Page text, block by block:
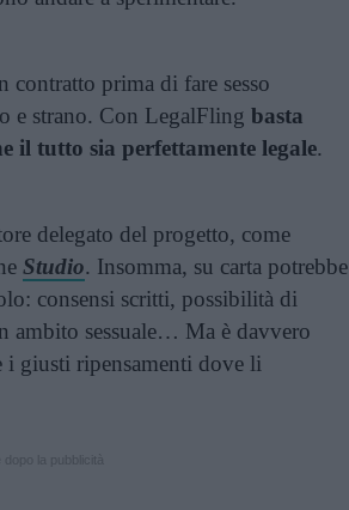
contratto prima di fare sesso
e strano. Con LegalFling basta
il tutto sia perfettamente legale.
delegato del progetto, come
Studio. Insomma, su carta potrebbe
consensi scritti, possibilità di
ambito sessuale… Ma è davvero
i giusti ripensamenti dove li